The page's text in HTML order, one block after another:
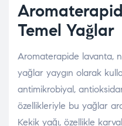
Temel Yağlar
Aromaterapide lavanta,
yağlar yaygın olarak
antimikrobiyal,
özellikleriyle bu yağlar
Kekik yağı, özellikle